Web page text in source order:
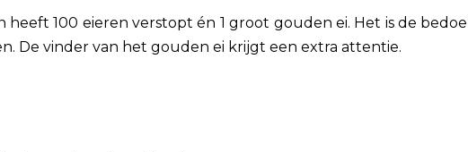
heeft 100 eieren verstopt én 1 groot gouden ei. Het is de
De vinder van het gouden ei krijgt een extra attentie.